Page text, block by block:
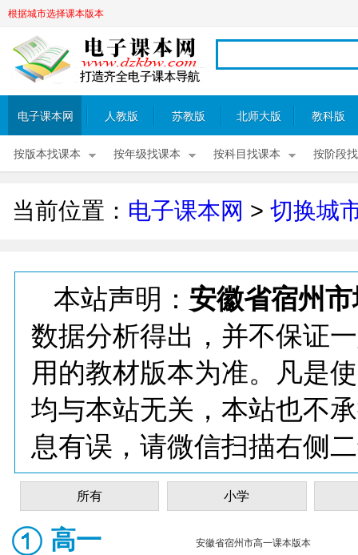
根据城市选择课本版本
电子课本网 人教版 苏教版 北师大版 教科版
按版本找课本 按年级找课本 按科目找课本 按阶段
当前位置： 电子课本网 > 切换城
本站声明： 安徽省宿州
数据分析得出，并不保证
用的教材版本为准。凡是
均与本站无关，本站也不
息有误，请微信扫描右侧
所有 小学
高一 安徽省宿州市高一课本版本